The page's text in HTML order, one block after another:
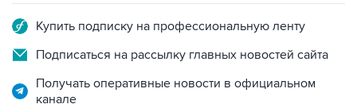
Купить подписку на профессиональную ленту
Подписаться на рассылку главных новостей сайта
Получать оперативные новости в официальном
канале